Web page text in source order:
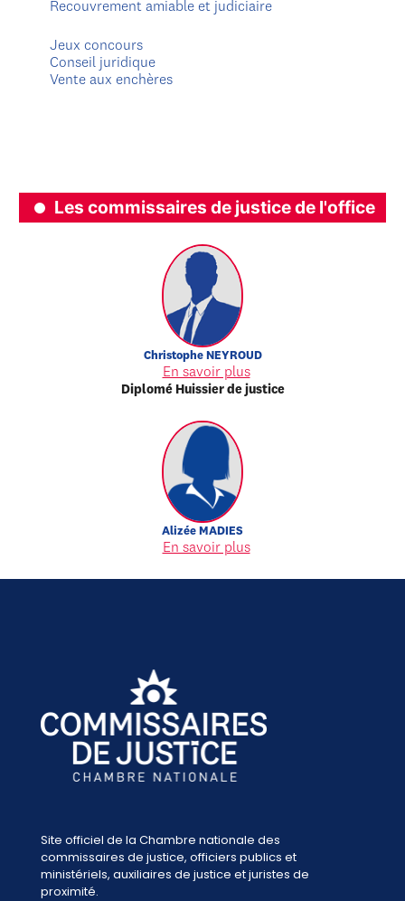
Recouvrement amiable et judiciaire
Jeux concours
Conseil juridique
Vente aux enchères
Les commissaires de justice de l'office
Christophe NEYROUD
En savoir plus
Diplomé Huissier de justice
Alizée MADIES
En savoir plus
Site officiel de la Chambre nationale des
commissaires de justice, officiers publics et
ministériels, auxiliaires de justice et juristes de
proximité.